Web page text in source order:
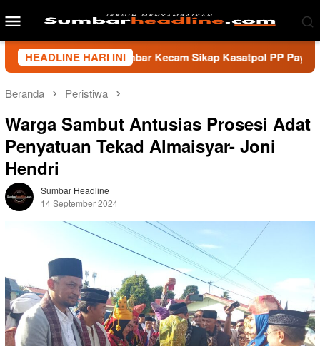
ke
Menu
Mobile
HEADLINE HARI INI
Wartawan Sumbar Kecam Sikap Kasatpol PP Payakumbuh,
Beranda Peristiwa
Warga Sambut Antusias Prosesi Adat
Penyatuan Tekad Almaisyar- Joni
Hendri
Sumbar Headline
14 September 2024